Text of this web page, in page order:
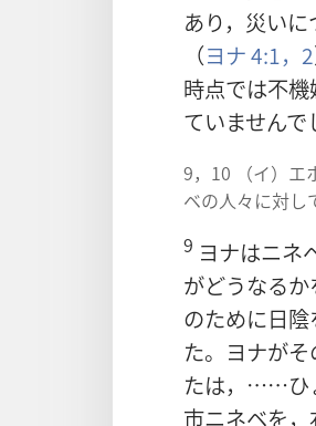
あり，災い
（ヨナ 4:1，2
時点では不
ていませんで
9，10 （イ）エ
ベの人々に対し
9 ヨナはニネ
がどうなる
のために日
た。ヨナが
たは，……ひ
市ニネベを